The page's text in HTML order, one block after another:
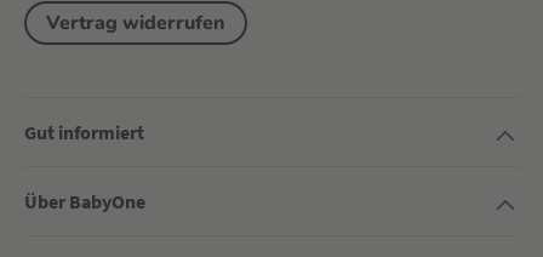
Vertrag widerrufen
Gut informiert
Über BabyOne